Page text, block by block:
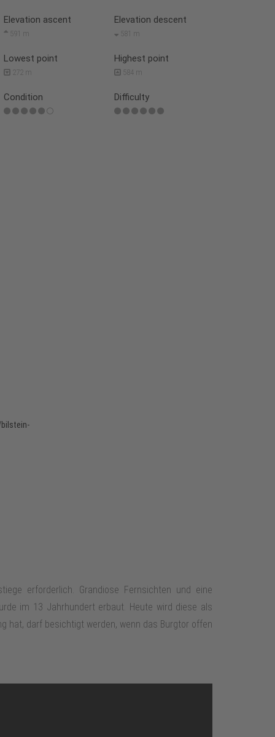
bilstein-
Elevation ascent
591 m
Elevation descent
581 m
Lowest point
272 m
Highest point
584 m
Condition Difficulty
erforderlich. Grandiose Fernsichten und eine
im 13 Jahrhundert erbaut. Heute wird diese als
hat, darf besichtigt werden, wenn das Burgtor offen